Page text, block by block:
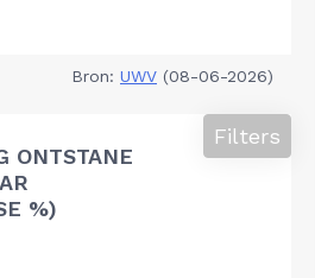
Bron: UWV (08-06-2026)
ONTSTANE
%)
Filters